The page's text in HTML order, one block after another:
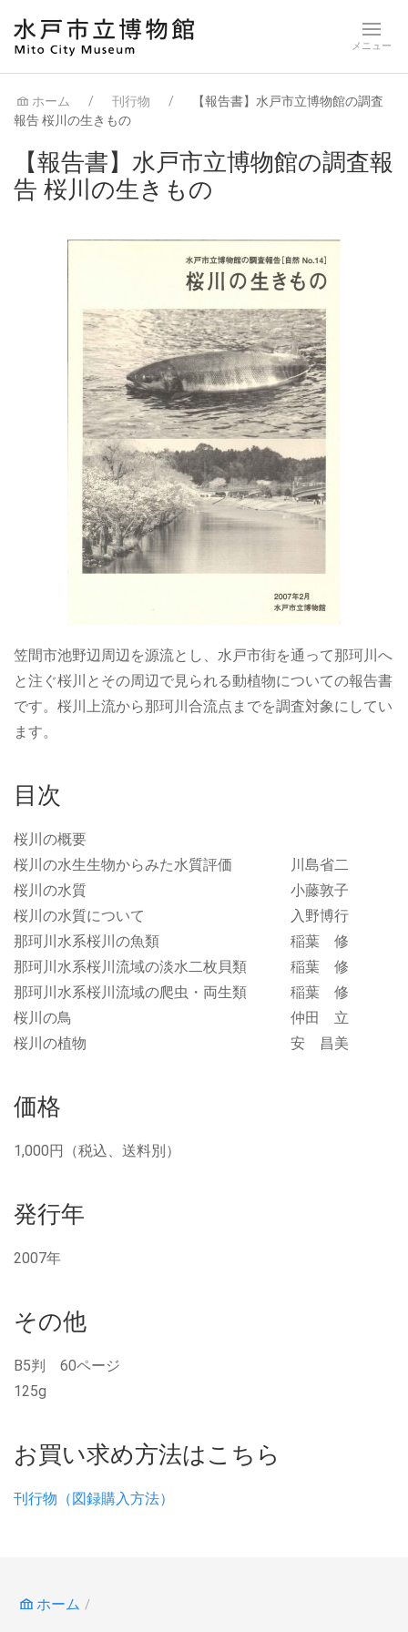
ホーム 刊行物
【報告書】水戸市立博物館の調査
報告 桜川の生きもの
【報告書】水戸市立博物館の調査報
告 桜川の生きもの
笠間市池野辺周辺を源流とし、水戸市街を通って那珂川へ
と注ぐ桜川とその周辺で見られる動植物についての報告書
です。桜川上流から那珂川合流点までを調査対象にしてい
ます。
目次
桜川の概要
桜川の水生生物からみた水質評価 川島省二
桜川の水質 小藤敦子
桜川の水質について 入野博行
那珂川水系桜川の魚類 稲葉 修
那珂川水系桜川流域の淡水二枚貝類 稲葉 修
那珂川水系桜川流域の爬虫・両生類 稲葉 修
桜川の鳥 仲田 立
桜川の植物 安 昌美
価格
1,000円（税込、送料別）
発行年
2007年
その他
B5判 60ページ
125g
お買い求め方法はこちら
刊行物（図録購入方法）
ホーム